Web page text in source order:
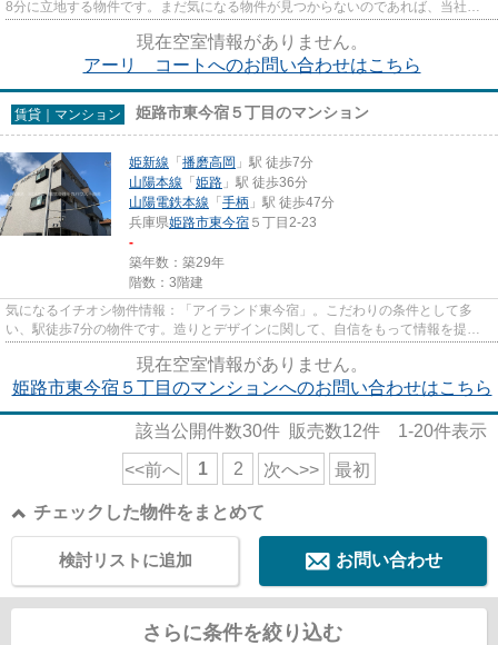
8分に立地する物件です。まだ気になる物件が見つからないのであれば、当社に
ご連絡ください！豊富な賃貸物...
現在空室情報がありません。
アーリ コートへのお問い合わせはこちら
賃貸｜マンション 姫路市東今宿５丁目のマンション
姫新線 「播磨高岡 」駅 徒歩7分
山陽本線 「姫路 」駅 徒歩36分
山陽電鉄本線 「手柄 」駅 徒歩47分
兵庫県姫路市東今宿 ５丁目2-23
-
築年数：築29年
階数：3階建
気になるイチオシ物件情報：「アイランド東今宿」。こだわりの条件として多
い、駅徒歩7分の物件です。造りとデザインに関して、自信をもって情報を提供
できるマンションです。条件の中...
現在空室情報がありません。
姫路市東今宿５丁目のマンションへのお問い合わせはこちら
該当公開件数30件 販売数12件 1-20件表示
<<前へ 1 2 次へ>> 最初
チェックした物件をまとめて
お問い合わせ
検討リストに追加
さらに条件を絞り込む